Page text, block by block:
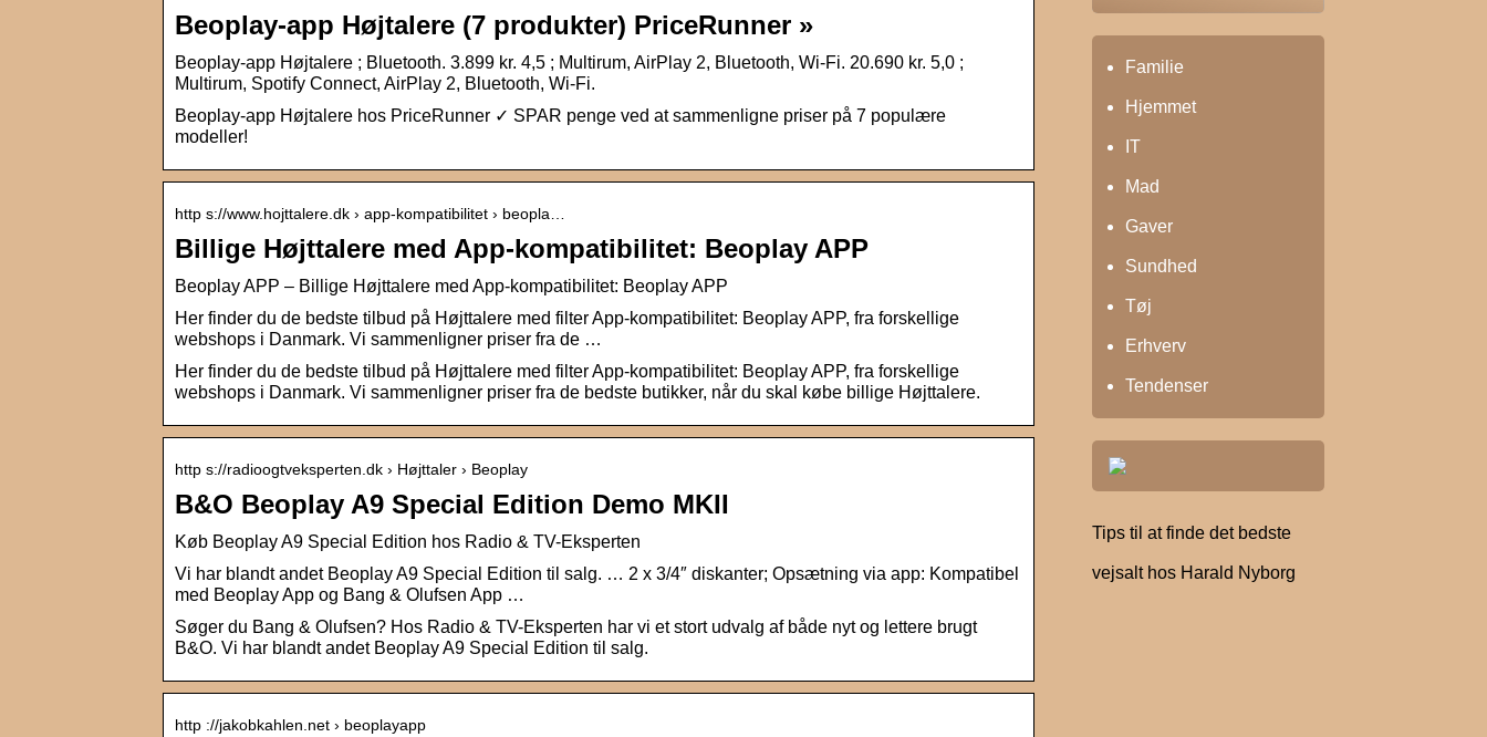
Beoplay-app Højtalere (7 produkter) PriceRunner »
Beoplay-app Højtalere ; Bluetooth. 3.899 kr. 4,5 ; Multirum, AirPlay 2, Bluetooth, Wi-Fi. 20.690 kr. 5,0 ;
Multirum, Spotify Connect, AirPlay 2, Bluetooth, Wi-Fi.
Beoplay-app Højtalere hos PriceRunner ✓ SPAR penge ved at sammenligne priser på 7 populære
modeller!
http s://www.hojttalere.dk › app-kompatibilitet › beopla…
Billige Højttalere med App-kompatibilitet: Beoplay APP
Beoplay APP – Billige Højttalere med App-kompatibilitet: Beoplay APP
Her finder du de bedste tilbud på Højttalere med filter App-kompatibilitet: Beoplay APP, fra forskellige
webshops i Danmark. Vi sammenligner priser fra de …
Her finder du de bedste tilbud på Højttalere med filter App-kompatibilitet: Beoplay APP, fra forskellige
webshops i Danmark. Vi sammenligner priser fra de bedste butikker, når du skal købe billige Højttalere.
http s://radioogtveksperten.dk › Højttaler › Beoplay
B&O Beoplay A9 Special Edition Demo MKII
Køb Beoplay A9 Special Edition hos Radio & TV-Eksperten
Vi har blandt andet Beoplay A9 Special Edition til salg. … 2 x 3/4″ diskanter; Opsætning via app: Kompatibel
med Beoplay App og Bang & Olufsen App …
Søger du Bang & Olufsen? Hos Radio & TV-Eksperten har vi et stort udvalg af både nyt og lettere brugt
B&O. Vi har blandt andet Beoplay A9 Special Edition til salg.
http ://jakobkahlen.net › beoplayapp
Familie
Hjemmet
IT
Mad
Gaver
Sundhed
Tøj
Erhverv
Tendenser
Tips til at finde det bedste
vejsalt hos Harald Nyborg